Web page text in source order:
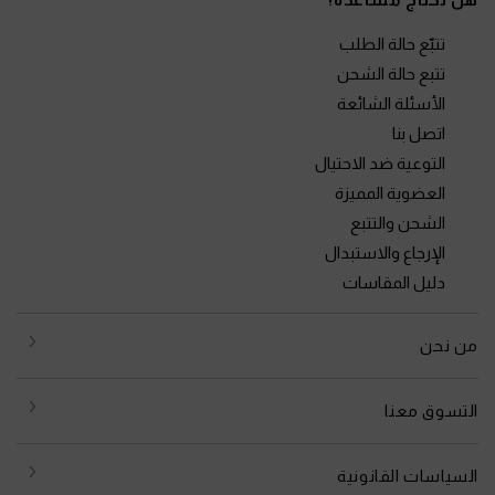
تتبّع حالة الطلب
تتبع حالة الشحن
الأسئلة الشائعة
اتصل بنا
التوعية ضد الاحتيال
العضوية المميزة
الشحن والتتبع
الإرجاع والاستبدال
دليل المقاسات
من نحن
التسوق معنا
السياسات القانونية